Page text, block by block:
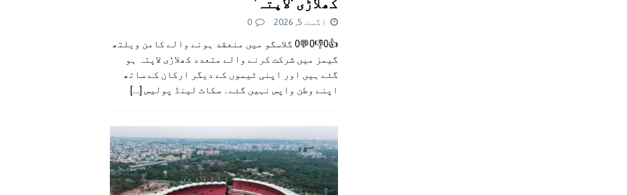
اگست 5, 2026 0
👍0👎0💬0 گلاسگو میں منعقد ہونے والے کامن ویلتھ
گیمز میں شرکت کرنے والے متعدد کھلاڑی لاپتہ ہو
گئے ہیں اور اپنی ٹیموں کے دیگر ارکان کے ساتھ
اپنے وطن واپس نہیں گئے۔ سکاٹ لینڈ پولیس [...]